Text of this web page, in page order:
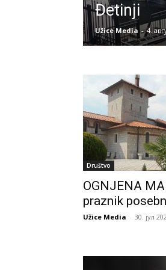
Đetinji
Užice Media - 4.
Društvo
OGNJENA
praznik
Užice Media - 30. јул